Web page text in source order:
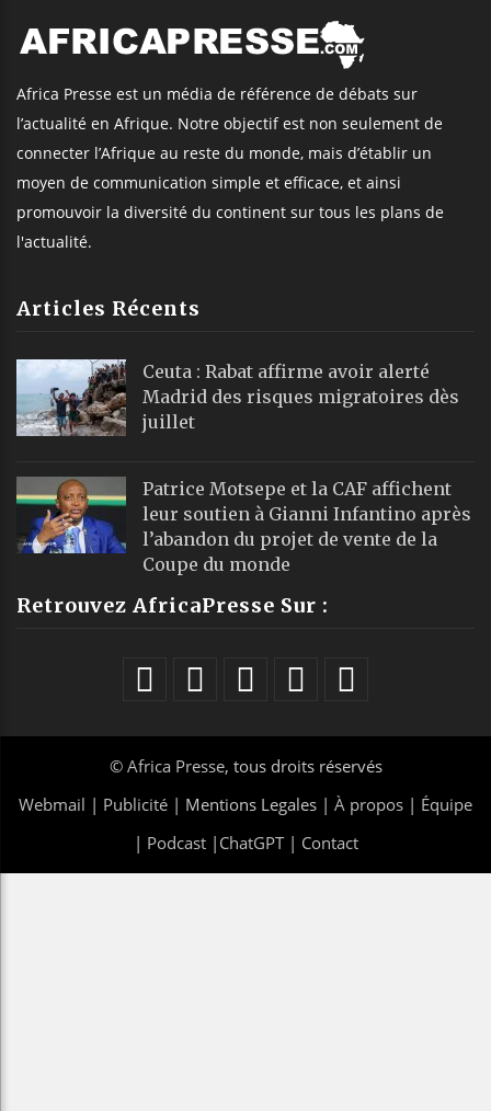
Africa Presse est un média de référence de débats sur
l’actualité en Afrique. Notre objectif est non seulement de
connecter l’Afrique au reste du monde, mais d’établir un
moyen de communication simple et efficace, et ainsi
promouvoir la diversité du continent sur tous les plans de
l'actualité.
Articles Récents
Ceuta : Rabat affirme avoir alerté
Madrid des risques migratoires dès
juillet
Patrice Motsepe et la CAF affichent
leur soutien à Gianni Infantino après
l’abandon du projet de vente de la
Coupe du monde
Retrouvez AfricaPresse Sur :
© Africa Presse, tous droits réservés
Webmail | Publicité | Mentions Legales | À propos | Équipe
| Podcast| ChatGPT| Contact